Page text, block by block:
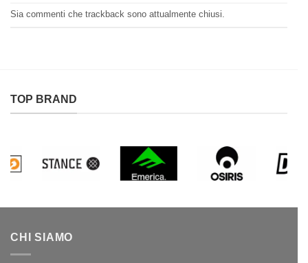
Sia commenti che trackback sono attualmente chiusi.
TOP BRAND
CHI SIAMO